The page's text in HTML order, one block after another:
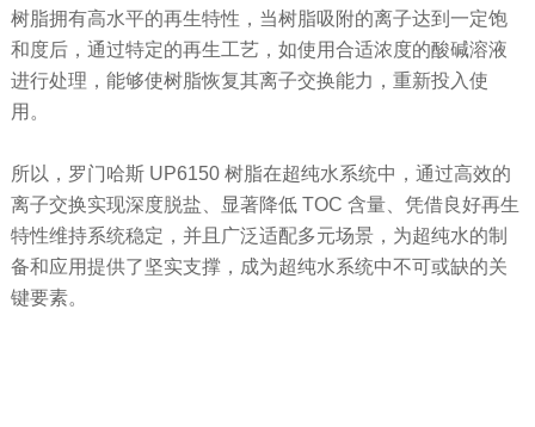
树脂拥有高水平的再生特性，当树脂吸附的离子达到一定饱
和度后，通过特定的再生工艺，如使用合适浓度的酸碱溶液
进行处理，能够使树脂恢复其离子交换能力，重新投入使
用。
所以，罗门哈斯 UP6150 树脂在超纯水系统中，通过高效的
离子交换实现深度脱盐、显著降低 TOC 含量、凭借良好再生
特性维持系统稳定，并且广泛适配多元场景，为超纯水的制
备和应用提供了坚实支撑，成为超纯水系统中不可或缺的关
键要素。